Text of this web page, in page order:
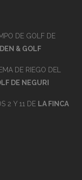
DE GOLF DE
& GOLF
DE RIEGO DEL
DE NEGURI
2 Y 11 DE LA FINCA